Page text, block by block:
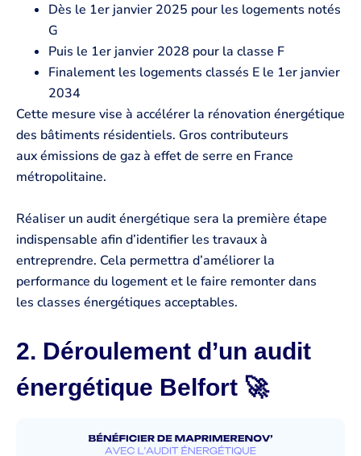
Dès le 1er janvier 2025 pour les logements notés
G
Puis le 1er janvier 2028 pour la classe F
Finalement les logements classés E le 1er janvier
2034
Cette mesure vise à accélérer la rénovation énergétique
des bâtiments résidentiels. Gros contributeurs
aux émissions de gaz à effet de serre en France
métropolitaine.
Réaliser un audit énergétique sera la première étape
indispensable afin d’identifier les travaux à
entreprendre. Cela permettra d’améliorer la
performance du logement et le faire remonter dans
les classes énergétiques acceptables.
2. Déroulement d’un audit
énergétique Belfort 🚀